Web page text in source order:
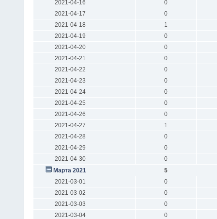
2021-04-16
0
2021-04-17
0
2021-04-18
1
2021-04-19
0
2021-04-20
0
2021-04-21
0
2021-04-22
0
2021-04-23
0
2021-04-24
0
2021-04-25
0
2021-04-26
0
2021-04-27
1
2021-04-28
0
2021-04-29
0
2021-04-30
0
Марта 2021
5
2021-03-01
0
2021-03-02
0
2021-03-03
0
2021-03-04
0